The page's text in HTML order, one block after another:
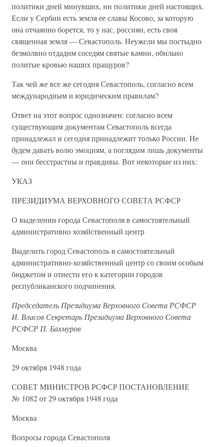
политики дней минувших, ни политики дней настоящих.
Если у Сербии есть земля ее славы Косово, за которую
она отчаянно борется, то у нас, россиян, есть своя
священная земля — Севастополь. Неужели мы постыдно
безмолвно отдадим соседям святые камни, обильно
политые кровью наших пращуров?
Так чей же все же сегодня Севастополь, согласно всем
международным и юридическим правилам?
Ответ на этот вопрос однозначен: согласно всем
существующим документам Севастополь всегда
принадлежал и сегодня принадлежит только России. Не
будем давать волю эмоциям, а поглядим лишь документы
— они бесстрастны и правдивы. Вот некоторые из них:
УКАЗ
ПРЕЗИДИУМА ВЕРХОВНОГО СОВЕТА РСФСР
О выделении города Севастополя в самостоятельный
административно хозяйственный центр
Выделить город Севастополь в самостоятельный
административно-хозяйственный центр со своим особым
бюджетом и отнести его к категории городов
республиканского подчинения.
Председатель Президиума Верховного Совета РСФСР
И. Власов Секретарь Президиума Верховного Совета
РСФСР П. Бахмуров
Москва
29 октября 1948 года
СОВЕТ МИНИСТРОВ РСФСР ПОСТАНОВЛЕНИЕ
№ 1082 от 29 октября 1948 года
Москва
Вопросы города Севастополя